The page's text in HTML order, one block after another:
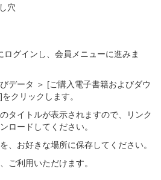
穴
ログインし、会員メニューに進みま
データ ＞ [ご購入電子書籍およびダウ
クリックします。
タイトルが表示されますので、リンク
ロードしてください。
、お好きな場所に保存してください。
ご利用いただけます。